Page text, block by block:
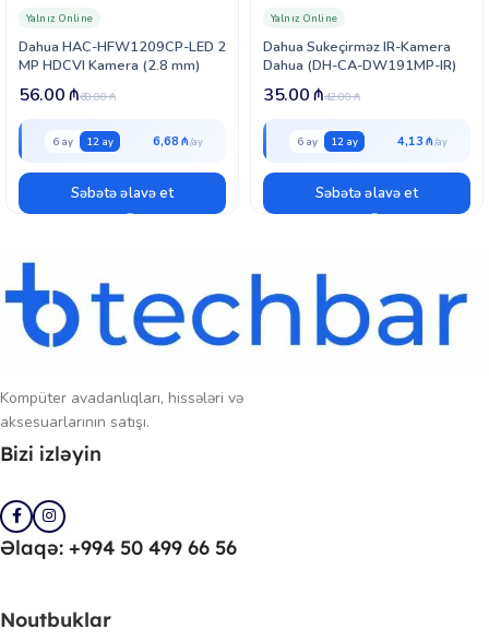
Dahua HAC-HFW1209CP-LED 2
MP HDCVI Kamera (2.8 mm)
Yalnız Online
68.00₼
56.00₼
6 ay 12 ay 6,68 ₼
Səbətə əlavə et
Dahua Sukeçirməz IR-Kamera
Dahua (DH-CA-DW191MP-IR)
Yalnız Online
42.00₼
35.00₼
6 ay 12 ay 4,13 ₼
Səbətə əlavə et
Kompüter avadanlıqları, hissələri və
aksesuarlarının satışı.
Bizi izləyin
Əlaqə: +994 50 499 66 56
Noutbuklar